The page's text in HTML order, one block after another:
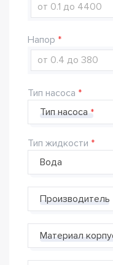
Напор
Тип насоса
Тип насоса
Тип жидкости
Производитель
Материал